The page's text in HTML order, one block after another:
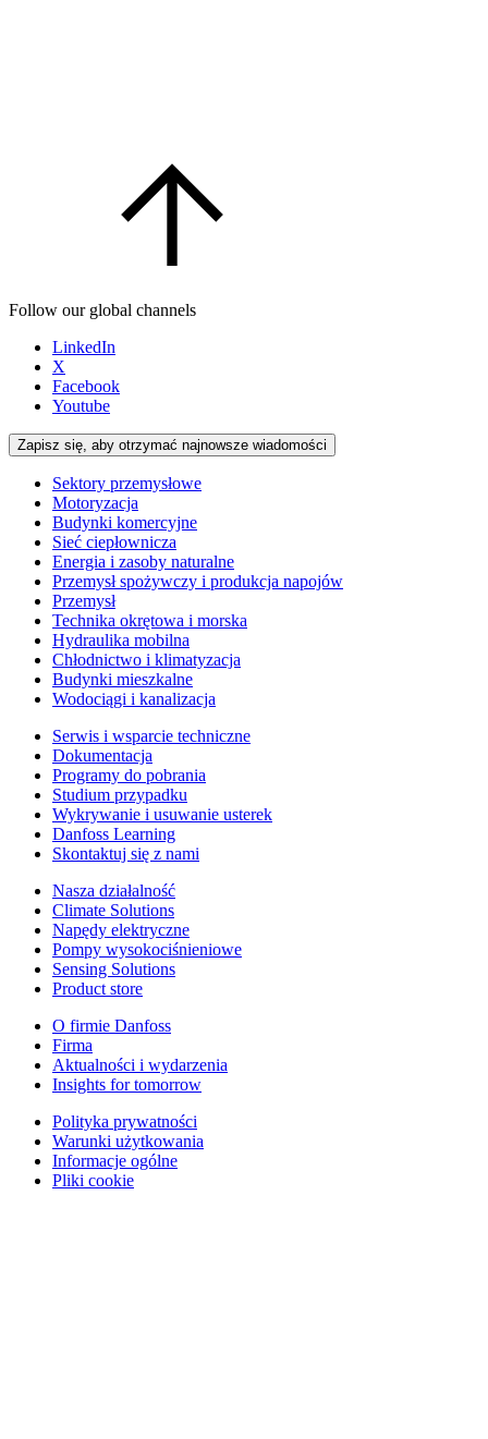
Follow our global channels
LinkedIn
X
Facebook
Youtube
Zapisz się, aby otrzymać najnowsze wiadomości
Sektory przemysłowe
Motoryzacja
Budynki komercyjne
Sieć ciepłownicza
Energia i zasoby naturalne
Przemysł spożywczy i produkcja napojów
Przemysł
Technika okrętowa i morska
Hydraulika mobilna
Chłodnictwo i klimatyzacja
Budynki mieszkalne
Wodociągi i kanalizacja
Serwis i wsparcie techniczne
Dokumentacja
Programy do pobrania
Studium przypadku
Wykrywanie i usuwanie usterek
Danfoss Learning
Skontaktuj się z nami
Nasza działalność
Climate Solutions
Napędy elektryczne
Pompy wysokociśnieniowe
Sensing Solutions
Product store
O firmie Danfoss
Firma
Aktualności i wydarzenia
Insights for tomorrow
Polityka prywatności
Warunki użytkowania
Informacje ogólne
Pliki cookie